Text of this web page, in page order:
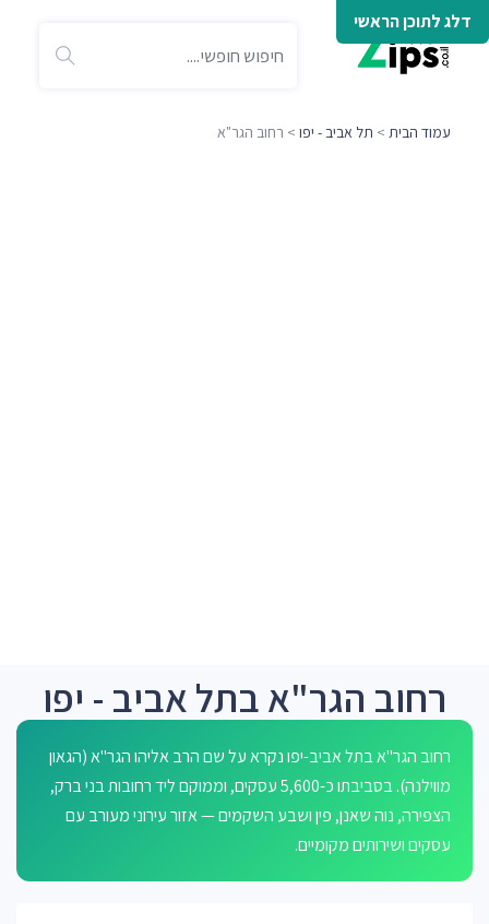
דלג לתוכן הראשי
עמוד הבית > תל אביב - יפו > רחוב הגר"א
רחוב הגר"א בתל אביב - יפו
רחוב הגר"א בתל אביב-יפו נקרא על שם הרב אליהו הגר"א (הגאון
מווילנה). בסביבתו כ-5,600 עסקים, וממוקם ליד רחובות בני ברק,
הצפירה, נוה שאנן, פין ושבע השקמים — אזור עירוני מעורב עם
עסקים ושירותים מקומיים.